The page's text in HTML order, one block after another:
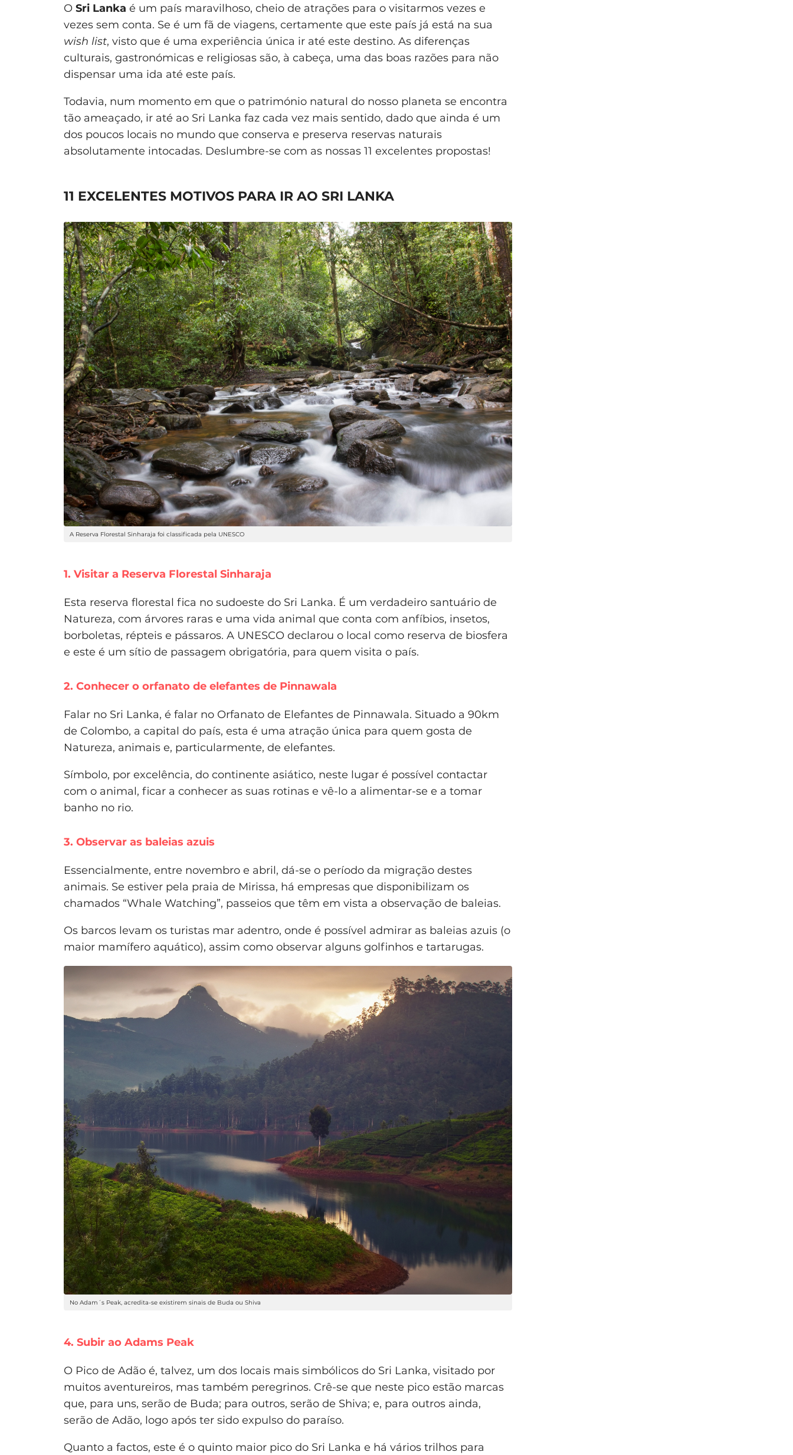
O Sri Lanka é um país maravilhoso, cheio de atrações para o visitarmos vezes e
vezes sem conta. Se é um fã de viagens, certamente que este país já está na sua
wish list, visto que é uma experiência única ir até este destino. As diferenças
culturais, gastronómicas e religiosas são, à cabeça, uma das boas razões para não
dispensar uma ida até este país.
Todavia, num momento em que o património natural do nosso planeta se encontra
tão ameaçado, ir até ao Sri Lanka faz cada vez mais sentido, dado que ainda é um
dos poucos locais no mundo que conserva e preserva reservas naturais
absolutamente intocadas. Deslumbre-se com as nossas 11 excelentes propostas!
11 EXCELENTES MOTIVOS PARA IR AO SRI LANKA
A Reserva Florestal Sinharaja foi classificada pela UNESCO
1. Visitar a Reserva Florestal Sinharaja
Esta reserva florestal fica no sudoeste do Sri Lanka. É um verdadeiro santuário de
Natureza, com árvores raras e uma vida animal que conta com anfíbios, insetos,
borboletas, répteis e pássaros. A UNESCO declarou o local como reserva de biosfera
e este é um sítio de passagem obrigatória, para quem visita o país.
2. Conhecer o orfanato de elefantes de Pinnawala
Falar no Sri Lanka, é falar no Orfanato de Elefantes de Pinnawala. Situado a 90km
de Colombo, a capital do país, esta é uma atração única para quem gosta de
Natureza, animais e, particularmente, de elefantes.
Símbolo, por excelência, do continente asiático, neste lugar é possível contactar
com o animal, ficar a conhecer as suas rotinas e vê-lo a alimentar-se e a tomar
banho no rio.
3. Observar as baleias azuis
Essencialmente, entre novembro e abril, dá-se o período da migração destes
animais. Se estiver pela praia de Mirissa, há empresas que disponibilizam os
chamados “Whale Watching”, passeios que têm em vista a observação de baleias.
Os barcos levam os turistas mar adentro, onde é possível admirar as baleias azuis (o
maior mamífero aquático), assim como observar alguns golfinhos e tartarugas.
No Adam´s Peak, acredita-se existirem sinais de Buda ou Shiva
4. Subir ao Adams Peak
O Pico de Adão é, talvez, um dos locais mais simbólicos do Sri Lanka, visitado por
muitos aventureiros, mas também peregrinos. Crê-se que neste pico estão marcas
que, para uns, serão de Buda; para outros, serão de Shiva; e, para outros ainda,
serão de Adão, logo após ter sido expulso do paraíso.
Quanto a factos, este é o quinto maior pico do Sri Lanka e há vários trilhos para